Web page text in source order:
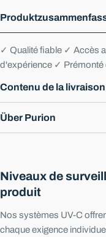
✓ Qualité fiable ✓ Accès
d'expérience ✓ Prémonté
Contenu de la livraison
Über Purion
Niveaux de
produit
Nos systèmes UV-C
chaque exigence